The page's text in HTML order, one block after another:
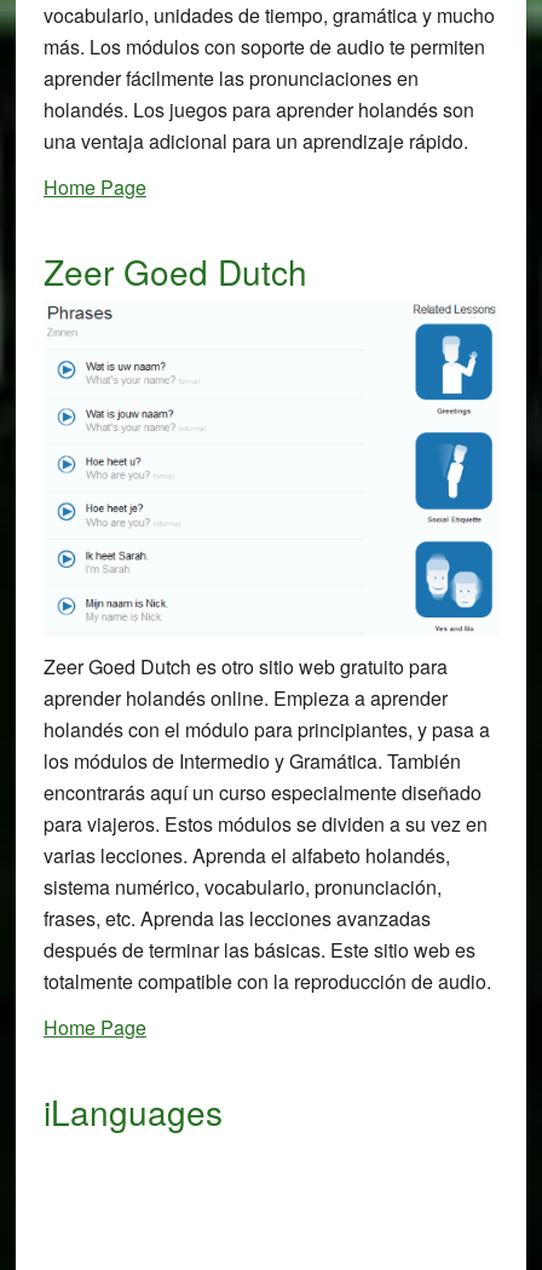
vocabulario, unidades de tiempo, gramática y mucho
más. Los módulos con soporte de audio te permiten
aprender fácilmente las pronunciaciones en
holandés. Los juegos para aprender holandés son
una ventaja adicional para un aprendizaje rápido.
Home Page
Zeer Goed Dutch
Zeer Goed Dutch es otro sitio web gratuito para
aprender holandés online. Empieza a aprender
holandés con el módulo para principiantes, y pasa a
los módulos de Intermedio y Gramática. También
encontrarás aquí un curso especialmente diseñado
para viajeros. Estos módulos se dividen a su vez en
varias lecciones. Aprenda el alfabeto holandés,
sistema numérico, vocabulario, pronunciación,
frases, etc. Aprenda las lecciones avanzadas
después de terminar las básicas. Este sitio web es
totalmente compatible con la reproducción de audio.
Home Page
iLanguages